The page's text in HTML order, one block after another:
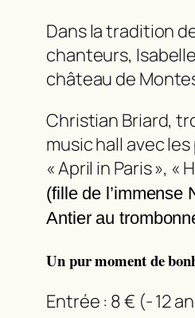
Dans la tradition
chanteurs,
château de
Christian Briard,
music hall avec
« April in Paris »,
(fille de
Antier au
Un pur moment de
Entrée : 8 € (- 12